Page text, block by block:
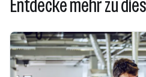
Entdecke mehr zu